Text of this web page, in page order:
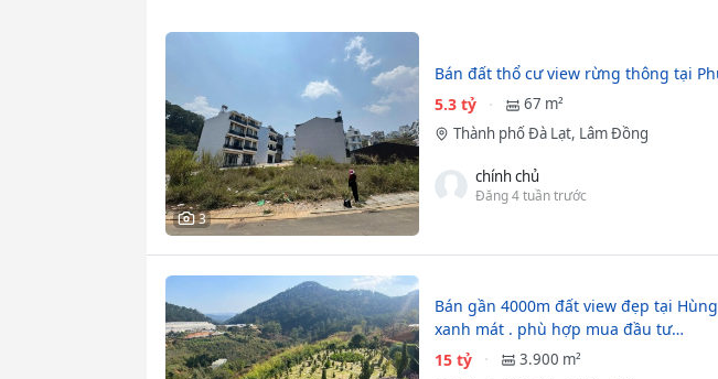
3
Bán đất thổ cư view rừng thông tại
5.3 tỷ
67 m²
Thành phố Đà Lạt, Lâm Đồng
chính chủ
Đăng 4 tuần trước
Bán gần 4000m đất view đẹp tại
xanh mát . phù hợp mua đầu tư…
15 tỷ
3.900 m²